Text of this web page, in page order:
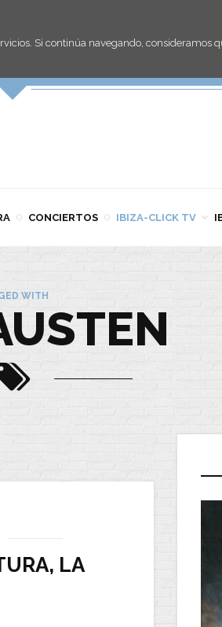
Si continúa navegando, consideramos
CONCIERTOS IBIZA-CLICK TV
WITH
LA